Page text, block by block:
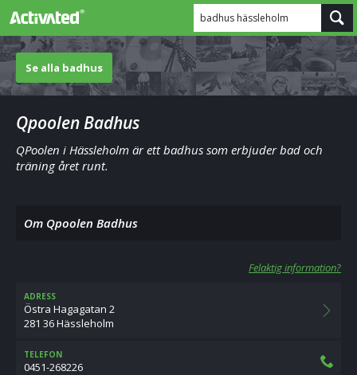
badhus hässleholm
Se alla badhus
Qpoolen Badhus
QPoolen i Hässleholm är ett badhus som erbjuder bad och
träning året runt.
Om Qpoolen Badhus
Felaktig information?
ADRESS
Östra Hagagatan 2
281 36 Hässleholm
TELEFON
0451-268226